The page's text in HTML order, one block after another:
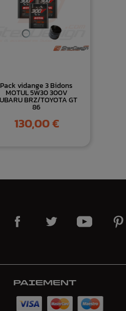
Pack vidange 3 Bidons
MOTUL 5W30 300V
BRZ/TOYOTA GT
86
Prix
130,00 €
PAIEMENT